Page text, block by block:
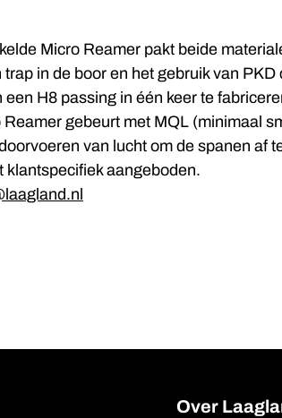
Micro Reamer pakt beide
in de boor en het gebruik van
H8 passing in één keer te
Reamer gebeurt met MQL (minimaal
van lucht om de spanen af
klantspecifiek aangeboden.
Over